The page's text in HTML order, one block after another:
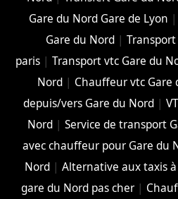
Gare du Nord Gare de Lyon |
Gare du Nord |
paris| Transport vtc Gare du
Nord| Chauffeur vtc Gare
depuis/vers Gare du Nord |
Nord| Service de transport
avec chauffeur pour Gare du
Nord| Alternative aux taxis
gare du Nord pas cher|